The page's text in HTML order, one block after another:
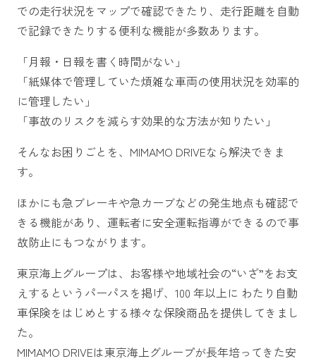
での走行状況をマップで確認できたり、走行距離を自動
で記録できたりする便利な機能が多数あります。
「月報・日報を書く時間がない」
「紙媒体で管理していた煩雑な車両の使用状況を効率的
に管理したい」
「事故のリスクを減らす効果的な方法が知りたい」
そんなお困りごとを、MIMAMO DRIVEなら解決できま
す。
ほかにも急ブレーキや急カーブなどの発生地点も確認で
きる機能があり、運転者に安全運転指導ができるので事
故防止にもつながります。
東京海上グループは、お客様や地域社会の“いざ”をお支
えするというパーパスを掲げ、100 年以上に わたり自動
車保険をはじめとする様々な保険商品を提供してきまし
た。
MIMAMO DRIVEは東京海上グループが長年培ってきた安